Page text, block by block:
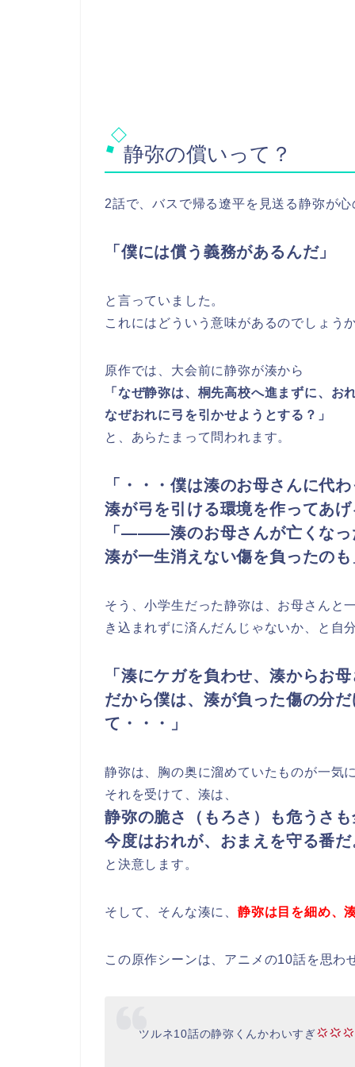
静弥の償いって？
2話で、バスで帰る遼平を見送る静弥が
「僕には償う義務があるんだ」
と言っていました。
これにはどういう意味があるのでしょう
原作では、大会前に静弥が湊から
「なぜ静弥は、桐先高校へ進まずに、お
なぜおれに弓を引かせようとする？」
と、あらたまって問われます。
「・・・僕は湊のお母さんに代
湊が弓を引ける環境を作ってあ
「―――湊のお母さんが亡くなっ
湊が一生消えない傷を負ったのも
そう、小学生だった静弥は、お母さんと
き込まれずに済んだんじゃないか、と自
「湊にケガを負わせ、湊からお
だから僕は、湊が負った傷の分
て・・・」
静弥は、胸の奥に溜めていたものが一気
それを受けて、湊は、
静弥の脆さ（もろさ）も危うさ
今度はおれが、おまえを守る番だ
と決意します。
そして、そんな湊に、 静弥は目を細め、
この原作シーンは、アニメの10話を思わ
ツルネ10話の静弥くんかわいすぎ